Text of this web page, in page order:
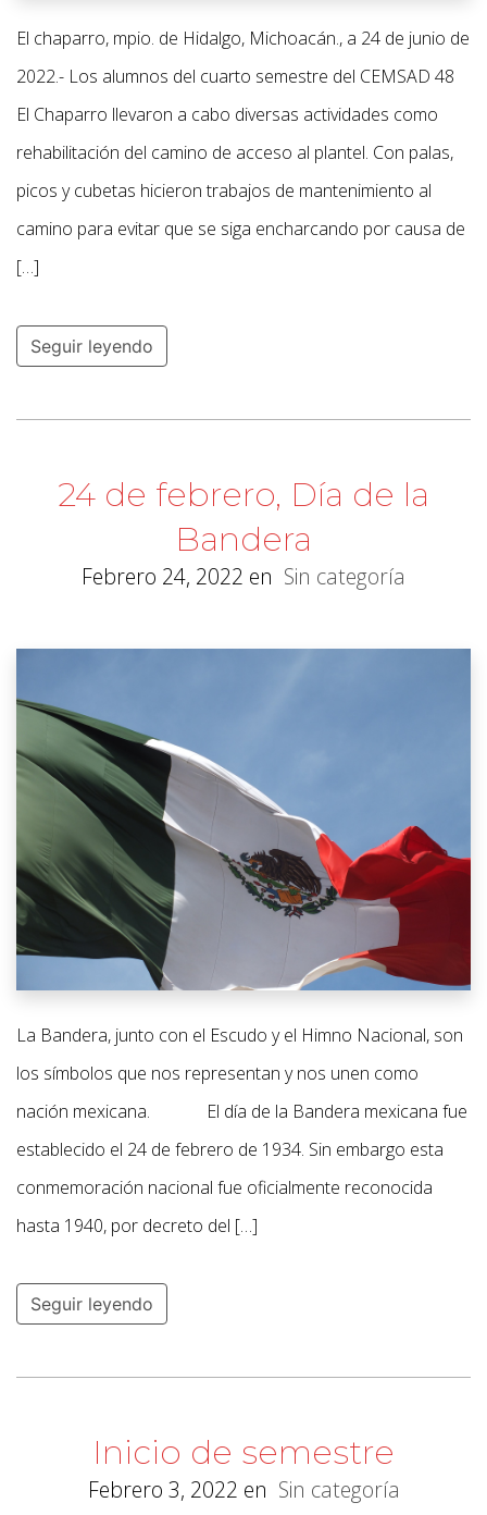
El chaparro, mpio. de Hidalgo, Michoacán., a 24 de junio de
2022.- Los alumnos del cuarto semestre del CEMSAD 48
El Chaparro llevaron a cabo diversas actividades como
rehabilitación del camino de acceso al plantel. Con palas,
picos y cubetas hicieron trabajos de mantenimiento al
camino para evitar que se siga encharcando por causa de
[…]
Seguir leyendo
24 de febrero, Día de la
Bandera
Febrero 24, 2022 en Sin categoría
La Bandera, junto con el Escudo y el Himno Nacional, son
los símbolos que nos representan y nos unen como
nación mexicana. El día de la Bandera mexicana fue
establecido el 24 de febrero de 1934. Sin embargo esta
conmemoración nacional fue oficialmente reconocida
hasta 1940, por decreto del […]
Seguir leyendo
Inicio de semestre
Febrero 3, 2022 en Sin categoría